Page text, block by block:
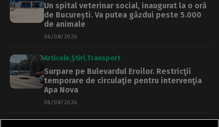
Un spital veterinar social, inaugurat la o oră
de București. Va putea găzdui peste 5.000
de animale
06/08/2026
Articole Știri Transport
Surpare pe Bulevardul Eroilor. Restricţii
temporare de circulaţie pentru intervenţia
Apa Nova
06/08/2026